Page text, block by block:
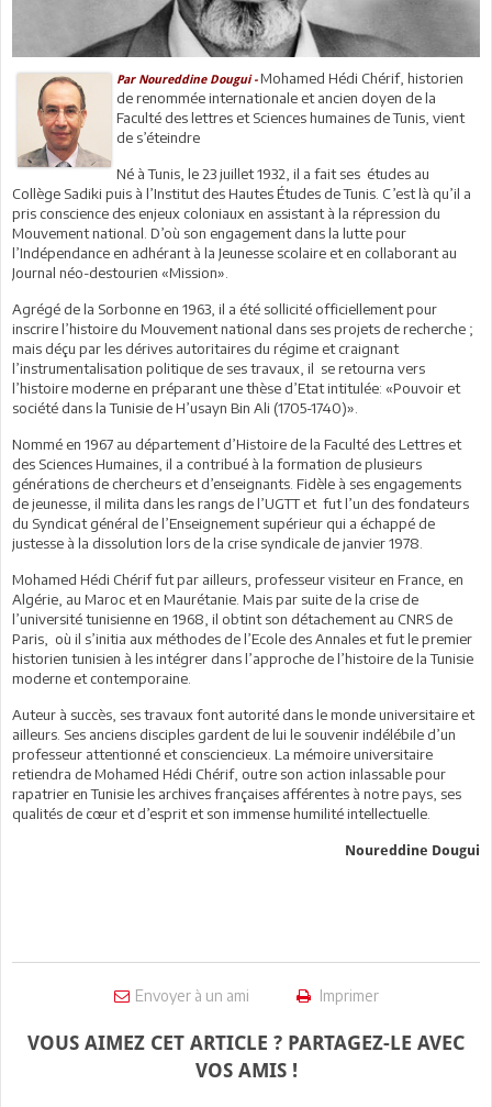
Par Noureddine Dougui - Mohamed Hédi Chérif, historien
de renommée internationale et ancien doyen de la
Faculté des lettres et Sciences humaines de Tunis, vient
de s’éteindre
Né à Tunis, le 23 juillet 1932, il a fait ses études au
Collège Sadiki puis à l’Institut des Hautes Études de Tunis. C’est là qu’il a
pris conscience des enjeux coloniaux en assistant à la répression du
Mouvement national. D’où son engagement dans la lutte pour
l’Indépendance en adhérant à la Jeunesse scolaire et en collaborant au
Journal néo-destourien «Mission».
Agrégé de la Sorbonne en 1963, il a été sollicité officiellement pour
inscrire l’histoire du Mouvement national dans ses projets de recherche ;
mais déçu par les dérives autoritaires du régime et craignant
l’instrumentalisation politique de ses travaux, il se retourna vers
l’histoire moderne en préparant une thèse d’Etat intitulée: «Pouvoir et
société dans la Tunisie de H’usayn Bin Ali (1705-1740)».
Nommé en 1967 au département d’Histoire de la Faculté des Lettres et
des Sciences Humaines, il a contribué à la formation de plusieurs
générations de chercheurs et d’enseignants. Fidèle à ses engagements
de jeunesse, il milita dans les rangs de l’UGTT et fut l’un des fondateurs
du Syndicat général de l’Enseignement supérieur qui a échappé de
justesse à la dissolution lors de la crise syndicale de janvier 1978.
Mohamed Hédi Chérif fut par ailleurs, professeur visiteur en France, en
Algérie, au Maroc et en Maurétanie. Mais par suite de la crise de
l’université tunisienne en 1968, il obtint son détachement au CNRS de
Paris, où il s’initia aux méthodes de l’Ecole des Annales et fut le premier
historien tunisien à les intégrer dans l’approche de l’histoire de la Tunisie
moderne et contemporaine.
Auteur à succès, ses travaux font autorité dans le monde universitaire et
ailleurs. Ses anciens disciples gardent de lui le souvenir indélébile d’un
professeur attentionné et consciencieux. La mémoire universitaire
retiendra de Mohamed Hédi Chérif, outre son action inlassable pour
rapatrier en Tunisie les archives françaises afférentes à notre pays, ses
qualités de cœur et d’esprit et son immense humilité intellectuelle.
Noureddine Dougui
Envoyer à un ami Imprimer
VOUS AIMEZ CET ARTICLE ? PARTAGEZ-LE AVEC
VOS AMIS !